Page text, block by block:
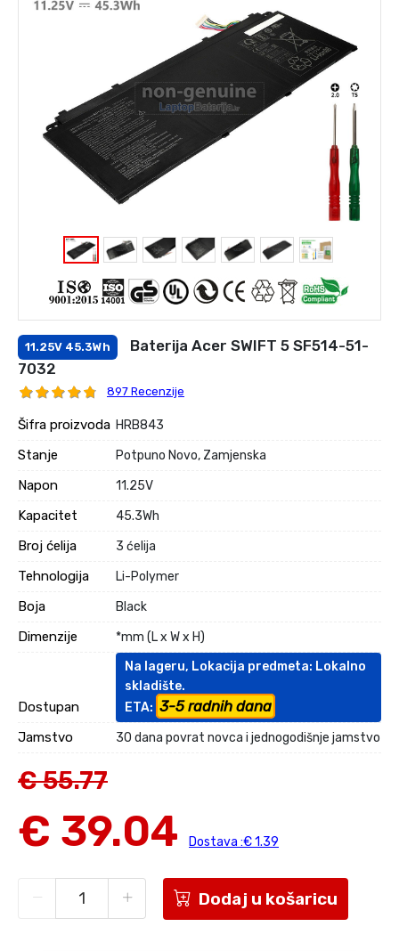
11.25V 45.3Wh
Baterija Acer SWIFT 5 SF514-51-
7032
897 Recenzije
Šifra proizvoda HRB843
Stanje Potpuno Novo, Zamjenska
Napon 11.25V
Kapacitet 45.3Wh
Broj ćelija 3 ćelija
Tehnologija Li-Polymer
Boja Black
Dimenzije *mm (L x W x H)
Dostupan
Na lageru, Lokacija predmeta: Lokalno
skladište.
ETA: 3-5 radnih dana
Jamstvo 30 dana povrat novca i jednogodišnje jamstvo
€ 55.77
€ 39.04 Dostava :€ 1.39
Dodaj u košaricu